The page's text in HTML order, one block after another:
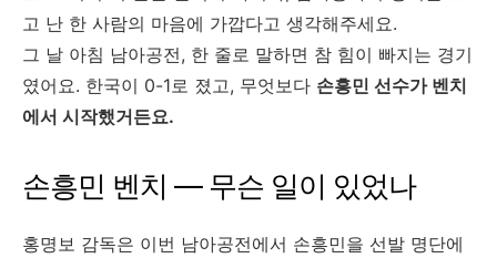
고 난 한 사람의 마음에 가깝다고 생각해주세요.
그 날 아침 남아공전, 한 줄로 말하면 참 힘이 빠지는 경기
였어요. 한국이 0-1로 졌고, 무엇보다 손흥민 선수가 벤치
에서 시작했거든요.
손흥민 벤치 — 무슨 일이 있었나
홍명보 감독은 이번 남아공전에서 손흥민을 선발 명단에